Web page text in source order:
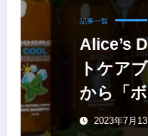
記事一覧
Alice’s
トケア
から「
プー」
2023年7月13